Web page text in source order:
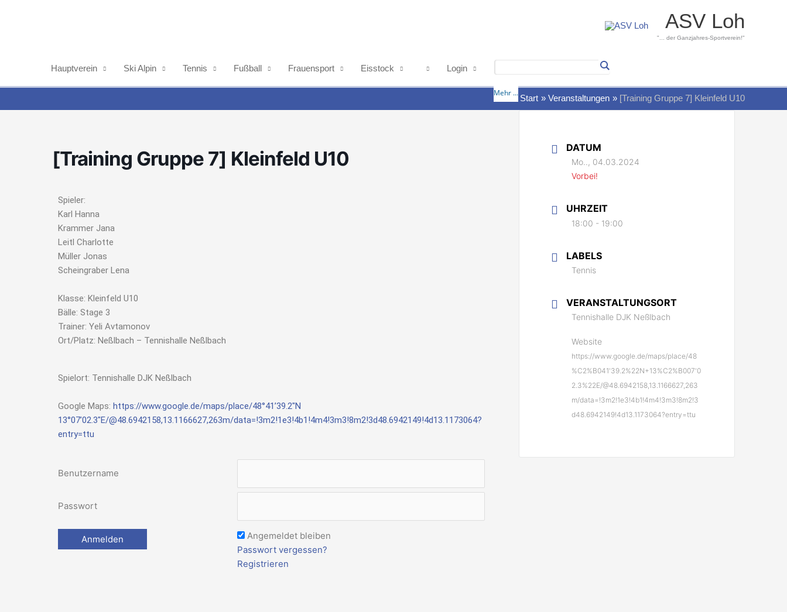
ASV Loh
"... der Ganzjahres-Sportverein!"
Hauptverein Ski Alpin Tennis Fußball Frauensport Eisstock Login
Mehr ...
Start Veranstaltungen [Training Gruppe 7] Kleinfeld U10
[Training Gruppe 7] Kleinfeld U10
Spieler:
Karl Hanna
Krammer Jana
Leitl Charlotte
Müller Jonas
Scheingraber Lena
Klasse: Kleinfeld U10
Bälle: Stage 3
Trainer: Yeli Avtamonov
Ort/Platz: Neßlbach – Tennishalle Neßlbach
Spielort: Tennishalle DJK Neßlbach
Google Maps: https://www.google.de/maps/place/48°41’39.2″N
13°07’02.3″E/@48.6942158,13.1166627,263m/data=!3m2!1e3!4b1!4m4!3m3!8m2!3d48.6942149!4d13.1173064?
entry=ttu
Benutzername
Passwort
Angemeldet bleiben
Passwort vergessen?
Registrieren
DATUM
Mo.., 04.03.2024
Vorbei!
UHRZEIT
18:00 - 19:00
LABELS
Tennis
VERANSTALTUNGSORT
Tennishalle DJK Neßlbach
Website
https://www.google.de/maps/place/48
%C2%B041'39.2%22N+13%C2%B007'0
2.3%22E/@48.6942158,13.1166627,263
m/data=!3m2!1e3!4b1!4m4!3m3!8m2!3
d48.6942149!4d13.1173064?entry=ttu